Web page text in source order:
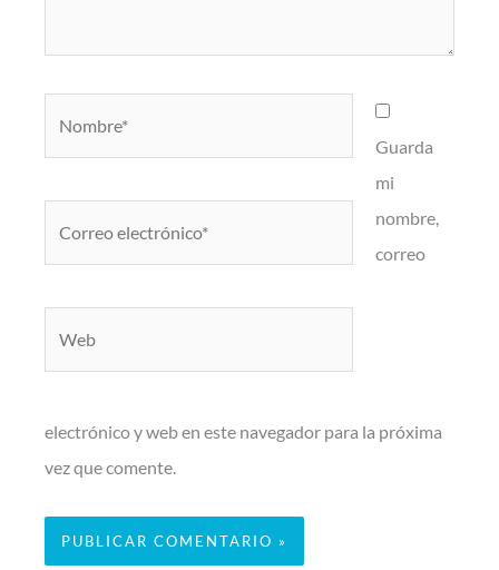
Guarda
mi
nombre,
correo
electrónico y web en este navegador para la próxima
vez que comente.